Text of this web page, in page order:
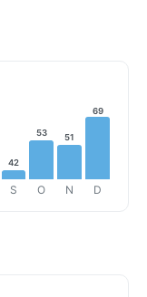
42
S
53
O
51
N
69
D